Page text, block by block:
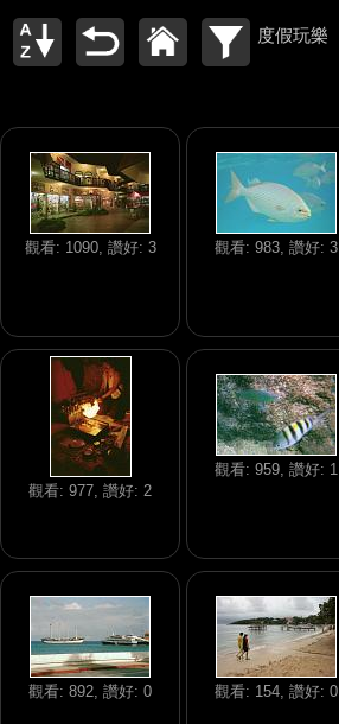
度假玩樂
觀看: 1090, 讚好: 3 觀看: 983, 讚好: 3
觀看: 977, 讚好: 2
觀看: 959, 讚好: 1
觀看: 892, 讚好: 0 觀看: 154, 讚好: 0